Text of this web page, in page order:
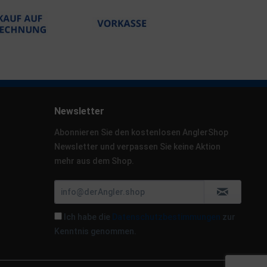
Newsletter
Abonnieren Sie den kostenlosen AnglerShop
Newsletter und verpassen Sie keine Aktion
mehr aus dem Shop.
Ich habe die Datenschutzbestimmungen zur
Kenntnis genommen.